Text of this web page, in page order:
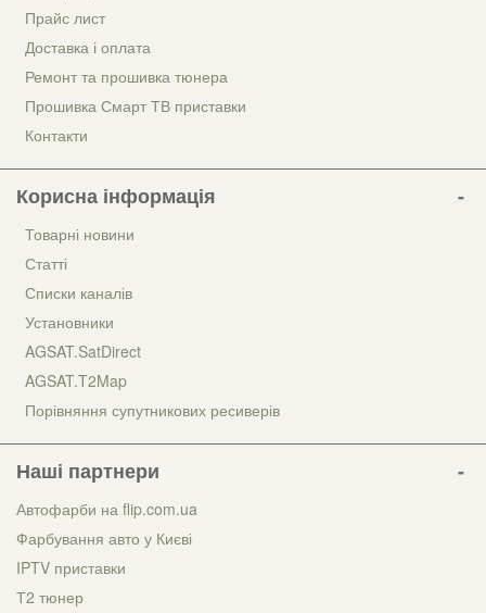
Прайс лист
Доставка і оплата
Ремонт та прошивка тюнера
Прошивка Смарт ТВ приставки
Контакти
Корисна інформація
Товарні новини
Статті
Списки каналів
Установники
AGSAT.SatDirect
AGSAT.T2Map
Порівняння супутникових ресиверів
Наші партнери
Автофарби на flip.com.ua
Фарбування авто у Києві
IPTV приставки
Т2 тюнер